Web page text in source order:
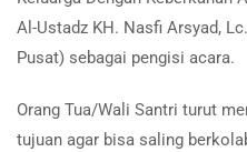
Al-Ustadz KH. Nasfi Arsyad,
Pusat) sebagai pengisi acara.
Orang Tua/Wali Santri turut
tujuan agar bisa saling